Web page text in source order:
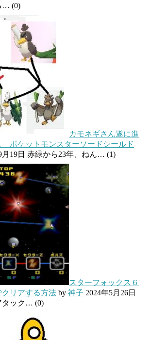
… (0)
カモネギさん遂に進
ポケットモンスターソードシールド
19日 赤緑から23年、ねん… (1)
スターフォックス６
リアする方法 by 神子 2024年5月26日
タック… (0)